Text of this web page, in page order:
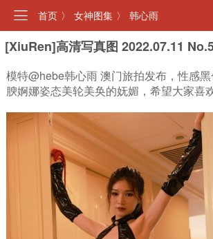
首页 〉 女神图集 〉 韩心雨
[XiuRen]高清写真图 2022.07.11
模特@hebe韩心雨 澳门旅拍发布，性感
腴婀娜姿态美轮美奂的妩媚，希望大家喜